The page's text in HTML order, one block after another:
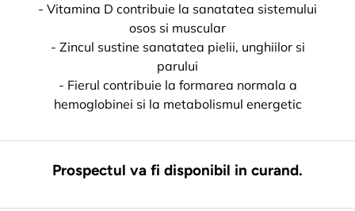
- Vitamina D contribuie la sanatatea sistemului
osos si muscular
- Zincul sustine sanatatea pielii, unghiilor si
parului
- Fierul contribuie la formarea normala a
hemoglobinei si la metabolismul energetic
Prospectul va fi disponibil in curand.